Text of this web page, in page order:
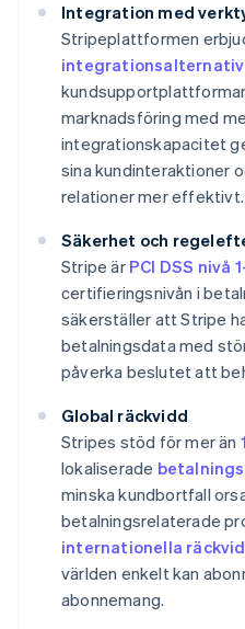
Integration med
Stripeplattformen
integrationsalternativ
marknadsföring med
integrationskapacitet
sina kundinteraktioner
relationer mer effektivt.
Säkerhet och
Stripe är PCI DSS nivå
certifieringsnivån i
säkerställer att Stripe
betalningsdata med
påverka beslutet att
Global räckvidd
Stripes stöd för mer än
lokaliserade
minska kundbortfall
betalningsrelaterade
internationella
världen enkelt kan
abonnemang.